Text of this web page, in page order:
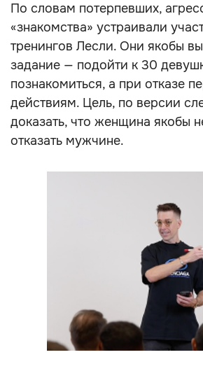
По словам потерпевших,
«знакомства» устраивали
тренингов Лесли. Они якобы
задание — подойти к 30
познакомиться, а при отказе
действиям. Цель, по версии
доказать, что женщина якобы
отказать мужчине.